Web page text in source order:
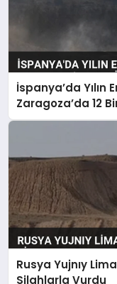
İspanya’da Yılın
Zaragoza’da 12
Rusya Yujnıy
Silahlarla Vurdu